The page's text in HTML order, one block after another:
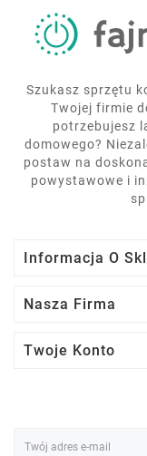
Szukasz sprzętu
Twojej firmie
potrzebujesz
domowego?
postaw na
powystawowe i
Informacja O
Nasza Firma
Twoje Konto